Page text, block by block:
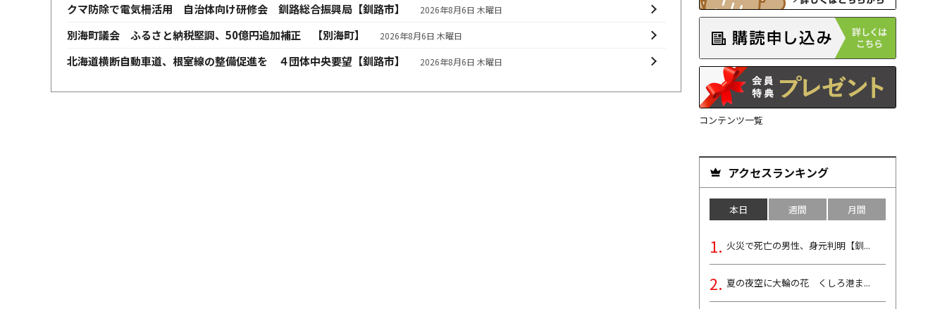
クマ防除で電気柵活用 自治体向け研修会 釧路総合振興局【釧路市】 2026年8月6日 木曜日
別海町議会 ふるさと納税堅調、50億円追加補正 【別海町】 2026年8月6日 木曜日
北海道横断自動車道、根室線の整備促進を ４団体中央要望【釧路市】 2026年8月6日 木曜日
コンテンツ一覧
アクセスランキング
本日 週間 月間
火災で死亡の男性、身元判明【釧...
夏の夜空に大輪の花 くしろ港ま...